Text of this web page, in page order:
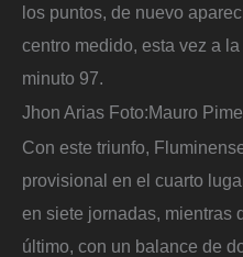
los puntos, de nuevo
centro medido, esta vez a
minuto 97.
Jhon Arias Foto:Mauro
Con este triunfo,
provisional en el cuarto
en siete jornadas, mientras
último, con un balance de